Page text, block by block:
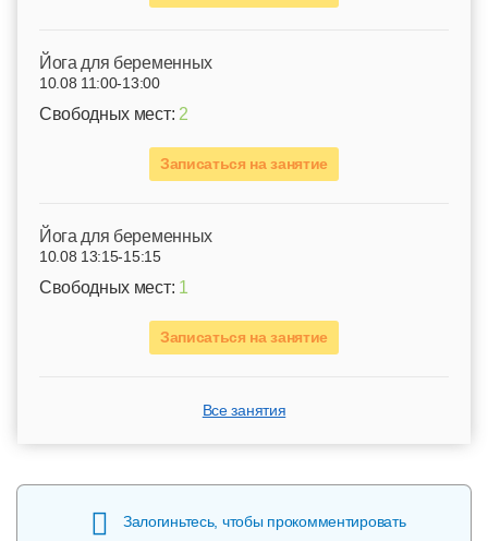
Йога для беременных
10.08 11:00-13:00
Свободных мест: 2
Записаться на занятие
Йога для беременных
10.08 13:15-15:15
Свободных мест: 1
Записаться на занятие
Все занятия
Залогиньтесь, чтобы прокомментировать